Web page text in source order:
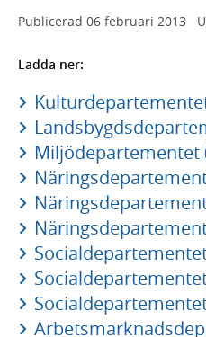
Publicerad 06 februari 2013
Ladda ner:
Miljödepartementet